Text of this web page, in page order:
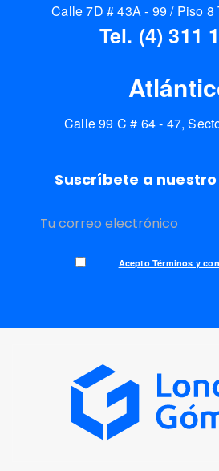
Calle 7D # 43A - 99 / Piso 8
Tel. (4) 311
Calle 99 C # 64 - 47,
Suscríbete a
Acepto Términos y